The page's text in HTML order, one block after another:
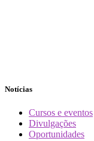
Notícias
Cursos e eventos
Divulgações
Oportunidades